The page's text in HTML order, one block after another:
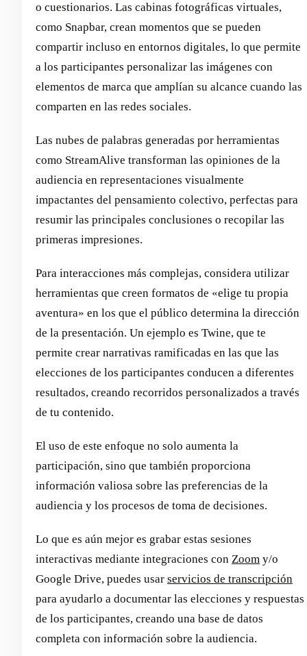
o cuestionarios. Las cabinas fotográficas virtuales,
como Snapbar, crean momentos que se pueden
compartir incluso en entornos digitales, lo que permite
a los participantes personalizar las imágenes con
elementos de marca que amplían su alcance cuando las
comparten en las redes sociales.
Las nubes de palabras generadas por herramientas
como StreamAlive transforman las opiniones de la
audiencia en representaciones visualmente
impactantes del pensamiento colectivo, perfectas para
resumir las principales conclusiones o recopilar las
primeras impresiones.
Para interacciones más complejas, considera utilizar
herramientas que creen formatos de «elige tu propia
aventura» en los que el público determina la dirección
de la presentación. Un ejemplo es Twine, que te
permite crear narrativas ramificadas en las que las
elecciones de los participantes conducen a diferentes
resultados, creando recorridos personalizados a través
de tu contenido.
El uso de este enfoque no solo aumenta la
participación, sino que también proporciona
información valiosa sobre las preferencias de la
audiencia y los procesos de toma de decisiones.
Lo que es aún mejor es grabar estas sesiones
interactivas mediante integraciones con Zoom y/o
Google Drive, puedes usar servicios de transcripción
para ayudarlo a documentar las elecciones y respuestas
de los participantes, creando una base de datos
completa con información sobre la audiencia.